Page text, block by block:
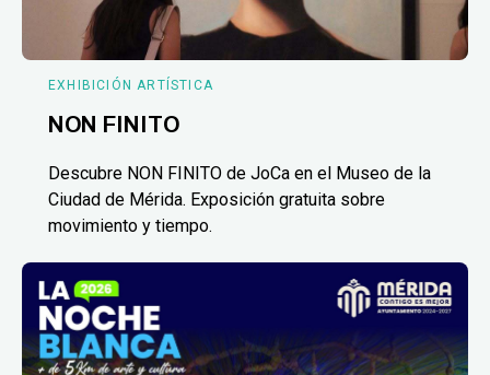
EXHIBICIÓN ARTÍSTICA
NON FINITO
Descubre NON FINITO de JoCa en el Museo de la
Ciudad de Mérida. Exposición gratuita sobre
movimiento y tiempo.